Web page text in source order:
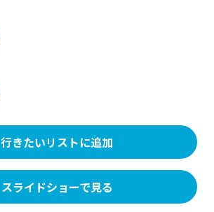
行きたいリストに追加
スライドショーで見る